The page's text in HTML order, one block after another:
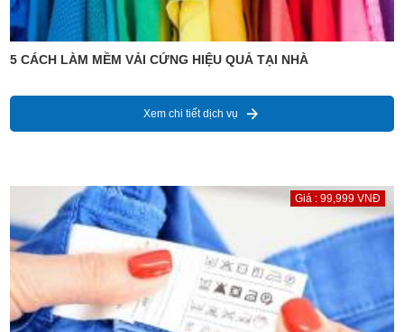
5 CÁCH LÀM MỀM VẢI CỨNG HIỆU QUẢ TẠI NHÀ
Xem chi tiết dịch vụ
Giá : 99,999 VNĐ